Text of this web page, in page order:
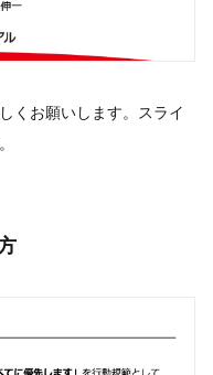
くお願いします。スライ